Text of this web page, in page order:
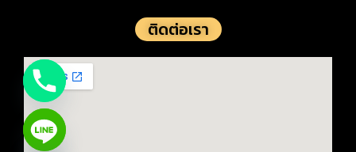
ติดต่อเรา
chaty